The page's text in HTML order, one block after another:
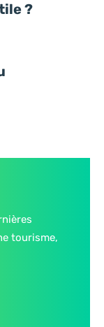
?
(nouvelle fenêtre)
Twitter (nouvelle
WhatsApp
par mail
tourisme,